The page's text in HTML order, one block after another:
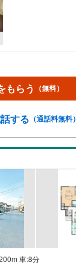
もらう （無料）
する （通話料無料）
車:8分